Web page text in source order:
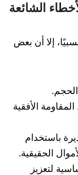
الشائعة
إلا أن بعض
الأفقية
باستخدام
الحقيقية.
لتعزيز